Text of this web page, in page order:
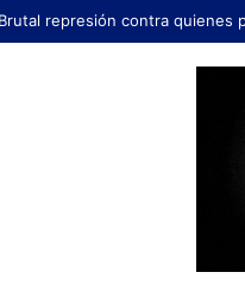
Brutal represión contra quienes